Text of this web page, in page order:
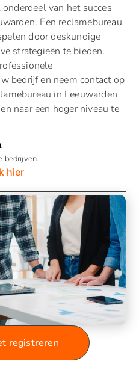
van het succes
Een reclamebureau
door deskundige
strategieën te bieden.
bedrijf en neem contact op
in Leeuwarden
naar een hoger niveau te
bedrijven.
hier
registreren